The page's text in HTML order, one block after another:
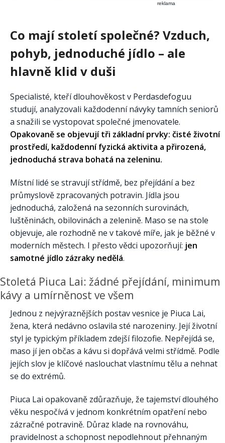
reklama
Co mají století společné? Vzduch,
pohyb, jednoduché jídlo – ale
hlavně klid v duši
Specialisté, kteří dlouhověkost v Perdasdefoguu
studují, analyzovali každodenní návyky tamních seniorů
a snažili se vystopovat společné jmenovatele.
Opakovaně se objevují tři základní prvky: čisté životní
prostředí, každodenní fyzická aktivita a přirozená,
jednoduchá strava bohatá na zeleninu.
Místní lidé se stravují střídmě, bez přejídání a bez
průmyslově zpracovaných potravin. Jídla jsou
jednoduchá, založená na sezonních surovinách,
luštěninách, obilovinách a zelenině. Maso se na stole
objevuje, ale rozhodně ne v takové míře, jak je běžné v
moderních městech. I přesto vědci upozorňují: jen
samotné jídlo zázraky nedělá.
Stoletá Piuca Lai: žádné přejídání, minimum
kávy a umírněnost ve všem
Jednou z nejvýraznějších postav vesnice je Piuca Lai,
žena, která nedávno oslavila sté narozeniny. Její životní
styl je typickým příkladem zdejší filozofie. Nepřejídá se,
maso jí jen občas a kávu si dopřává velmi střídmě. Podle
jejích slov je klíčové naslouchat vlastnímu tělu a nehnat
se do extrémů.
Piuca Lai opakovaně zdůrazňuje, že tajemství dlouhého
věku nespočívá v jednom konkrétním opatření nebo
zázračné potravině. Důraz klade na rovnováhu,
pravidelnost a schopnost nepodlehnout přehnaným